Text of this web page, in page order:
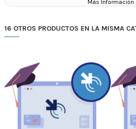
Más Información
16 OTROS PRODUCTOS EN LA MISMA